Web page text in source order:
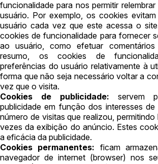
funcionalidade para nos permitir
usuário. Por exemplo, os cookies
usuário cada vez que este acessa o
cookies de funcionalidade para fornecer
ao usuário, como efetuar
resumo, os cookies de
preferências do usuário relativamente à
forma que não seja necessário voltar a
vez que o visita.
Cookies de publicidade: servem
publicidade em função dos interesses
número de visitas que realizou,
vezes da exibição do anúncio. Estes
a eficácia da publicidade.
Cookies permanentes: ficam
navegador de internet (browser) nos